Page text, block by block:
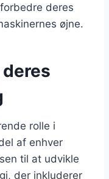
deres
øjne.
rolle i
af enhver
til at udvikle
der inkluderer